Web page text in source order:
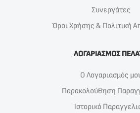
Συνεργάτες
Όροι Χρήσης & Πολιτική
ΛΟΓΑΡΙΑΣΜΟΣ
Ο Λογαριασμός
Παρακολούθηση
Ιστορικό